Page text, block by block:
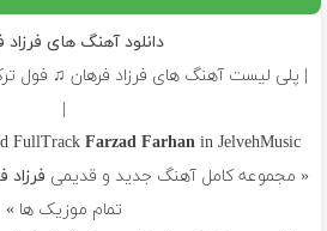
دانلود آهنگ های فرزاد
| پلی لیست آهنگ های فرزاد فرهان ♫ فول
|
FullTrackFarzad Farhanin JelvehMusic
« مجموعه کامل آهنگ جدید و قدیمی فرزاد
تمام موزیک ها »